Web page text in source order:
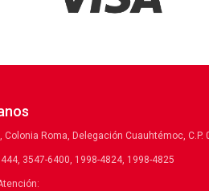
Roma, Delegación Cuauhtémoc, C.P.
3547-6400, 1998-4824, 1998-4825